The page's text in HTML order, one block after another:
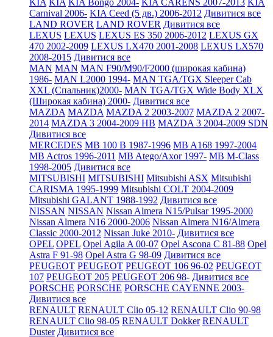
KIA KIA KIA Bongo 2004- KIA CARENS 2007-2013 KIA
Carnival 2006- KIA Ceed (5 дв.) 2006-2012 Дивитися все
LAND ROVER LAND ROVER Дивитися все
LEXUS LEXUS LEXUS ES 350 2006-2012 LEXUS GX
470 2002-2009 LEXUS LX470 2001-2008 LEXUS LX570
2008-2015 Дивитися все
MAN MAN MAN F90/M90/F2000 (широкая кабина)
1986- MAN L2000 1994- MAN TGA/TGX Sleeper Cab
XXL (Спальник)2000- MAN TGA/TGX Wide Body XLX
(Широкая кабина) 2000- Дивитися все
MAZDA MAZDA MAZDA 2 2003-2007 MAZDA 2 2007-
2014 MAZDA 3 2004-2009 HB MAZDA 3 2004-2009 SDN
Дивитися все
MERCEDES MB 100 B 1987-1996 MB A168 1997-2004
MB Actros 1996-2011 MB Atego/Axor 1997- MB M-Class
1998-2005 Дивитися все
MITSUBISHI MITSUBISHI Mitsubishi ASX Mitsubishi
CARISMA 1995-1999 Mitsubishi COLT 2004-2009
Mitsubishi GALANT 1988-1992 Дивитися все
NISSAN NISSAN Nissan Almera N15/Pulsar 1995-2000
Nissan Almera N16 2000-2006 Nissan Almera N16/Almera
Classic 2000-2012 Nissan Juke 2010- Дивитися все
OPEL OPEL Opel Agila A 00-07 Opel Ascona C 81-88 Opel
Astra F 91-98 Opel Astra G 98-09 Дивитися все
PEUGEOT PEUGEOT PEUGEOT 106 96-02 PEUGEOT
107 PEUGEOT 205 PEUGEOT 206 98- Дивитися все
PORSCHE PORSCHE PORSCHE CAYENNE 2003-
Дивитися все
RENAULT RENAULT Clio 05-12 RENAULT Clio 90-98
RENAULT Clio 98-05 RENAULT Dokker RENAULT
Duster Дивитися все